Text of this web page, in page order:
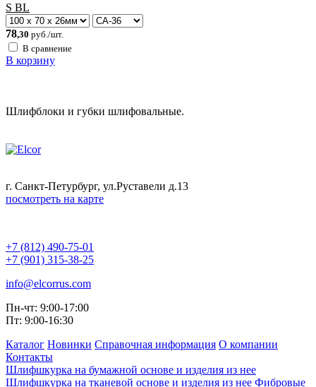
S BL
78,30 руб./шт.
В сравнение
В корзину
Шлифблоки и губки шлифовальные.
г. Санкт-Петурбург, ул.Руставели д.13
посмотреть на карте
+7 (812) 490-75-01
+7 (901) 315-38-25
info@elcorrus.com
Пн-чт: 9:00-17:00
Пт: 9:00-16:30
Каталог Новинки Справочная информация О компании
Контакты
Шлифшкурка на бумажной основе и изделия из нее
Шлифшкурка на тканевой основе и изделия из нее Фибровые